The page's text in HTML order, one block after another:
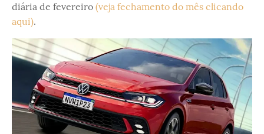
diária de fevereiro (veja fechamento do mês clicando
aqui).